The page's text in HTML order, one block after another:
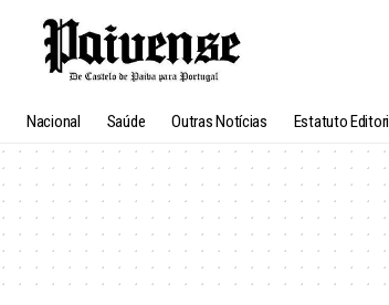
Nacional Saúde Outras Notícias Estatuto